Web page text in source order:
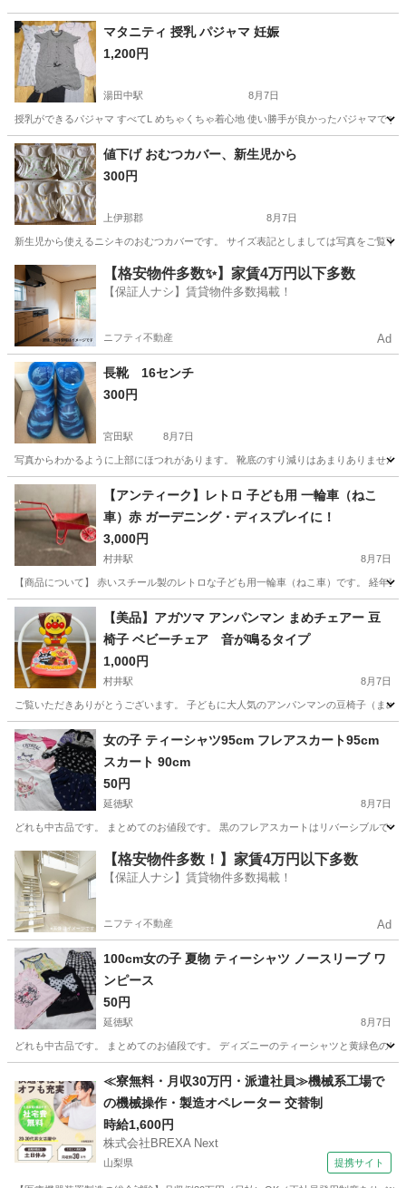
マタニティ 授乳 パジャマ 妊娠
1,200円
湯田中駅 8月7日
授乳ができるパジャマ すべてL めちゃくちゃ着心地 使い勝手が良かったパジャマで
長野 下高井郡 湯田中駅 マタニティ用品 パジャマ
値下げ おむつカバー、新生児から
300円
上伊那郡 8月7日
新生児から使えるニシキのおむつカバーです。 サイズ表記としましては写真をご覧
長野 上伊那郡 ベビー用品 おむつカバー
【格安物件多数✨】家賃4万円以下多数
【保証人ナシ】賃貸物件多数掲載！
ニフティ不動産 Ad
長靴 16センチ
300円
宮田駅 8月7日
写真からわかるように上部にほつれがあります。 靴底のすり減りはあまりありません
長野 上伊那郡 キッズ用品 ありません
【アンティーク】レトロ 子ども用 一輪車（ねこ
車）赤 ガーデニング・ディスプレイに！
3,000円
村井駅 8月7日
【商品について】 赤いスチール製のレトロな子ども用一輪車（ねこ車）です。 経年
長野 松本市 村井駅 その他
【美品】アガツマ アンパンマン まめチェアー 豆
椅子 ベビーチェア 音が鳴るタイプ
1,000円
村井駅 8月7日
ご覧いただきありがとうございます。 子どもに大人気のアンパンマンの豆椅子（ま
長野 松本市 村井駅
女の子 ティーシャツ95cm フレアスカート95cm
スカート 90cm
50円
延徳駅 8月7日
どれも中古品です。 まとめてのお値段です。 黒のフレアスカートはリバーシブルで
長野 中野市 延徳駅 キッズ用品 ユニクロキッズ
【格安物件多数！】家賃4万円以下多数
【保証人ナシ】賃貸物件多数掲載！
ニフティ不動産 Ad
100cm女の子 夏物 ティーシャツ ノースリーブ ワ
ンピース
50円
延徳駅 8月7日
どれも中古品です。 まとめてのお値段です。 ディズニーのティーシャツと黄緑色のワ
延徳駅 キッズ用品 夏物
≪寮無料・月収30万円・派遣社員≫機械系工場で
の機械操作・製造オペレーター 交替制
時給1,600円
株式会社BREXA Next
山梨県 提携サイト